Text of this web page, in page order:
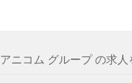
アニコム グループ の求人